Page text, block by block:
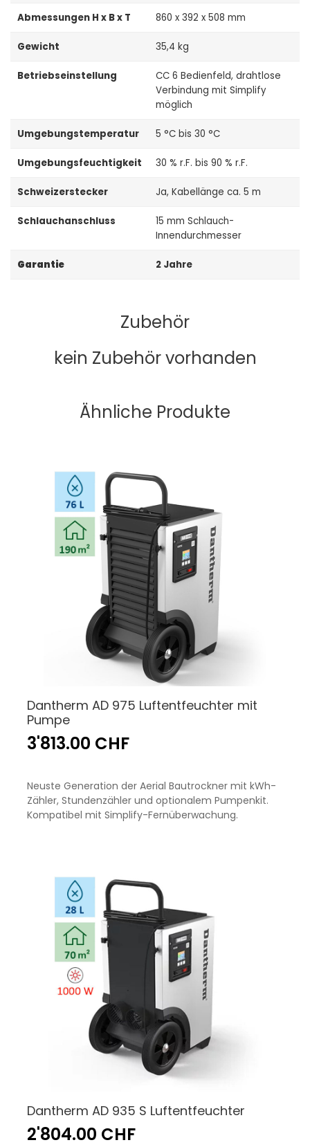
Abmessungen H x B x T 860 x 392 x 508 mm
Gewicht 35,4 kg
Betriebseinstellung
CC 6 Bedienfeld, drahtlose
Verbindung mit Simplify
möglich
Umgebungstemperatur 5 °C bis 30 °C
Umgebungsfeuchtigkeit 30 % r.F. bis 90 % r.F.
Schweizerstecker Ja, Kabellänge ca. 5 m
Schlauchanschluss
15 mm Schlauch-
Innendurchmesser
Garantie 2 Jahre
Zubehör
kein Zubehör vorhanden
Ähnliche Produkte
Dantherm AD 975 Luftentfeuchter mit
Pumpe
3'813.00 CHF
Neuste Generation der Aerial Bautrockner mit kWh-
Zähler, Stundenzähler und optionalem Pumpenkit.
Kompatibel mit Simplify-Fernüberwachung.
Dantherm AD 935 S Luftentfeuchter
2'804.00 CHF